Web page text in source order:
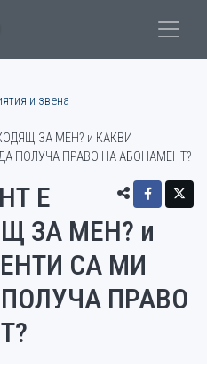
и звена
ЗА МЕН? и КАКВИ
ПОЛУЧА ПРАВО НА АБОНАМЕНТ?
Е
ЗА МЕН? и
СА МИ
ПРАВО